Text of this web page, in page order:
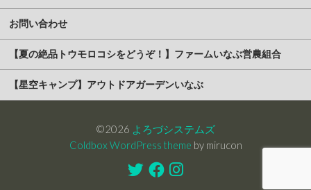
お問い合わせ
【夏の絶品トウモロコシをどうぞ！】ファームいなぶ営農組合
【星空キャンプ】アウトドアガーデンいなぶ
©2026 よろづシステムズ
Coldbox WordPress theme by mirucon